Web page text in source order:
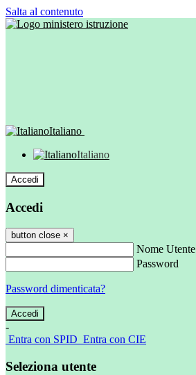
Salta al contenuto
Italiano
Italiano
Accedi
Accedi
button close ×
Nome Utente
Password
Password dimenticata?
-
Entra con SPID Entra con CIE
Seleziona utente